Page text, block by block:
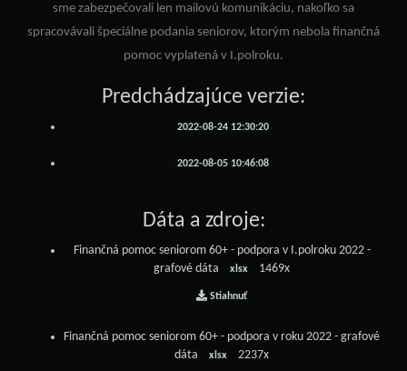
sme zabezpečovali len mailovú komunikáciu, nakoľko sa
spracovávali špeciálne podania seniorov, ktorým nebola finančná
pomoc vyplatená v I.polroku.
Predchádzajúce verzie:
2022-08-24 12:30:20
2022-08-05 10:46:08
Dáta a zdroje:
Finančná pomoc seniorom 60+ - podpora v I.polroku 2022 -
grafové dáta
xlsx 1469x
Stiahnuť
Finančná pomoc seniorom 60+ - podpora v roku 2022 - grafové
dáta
xlsx 2237x